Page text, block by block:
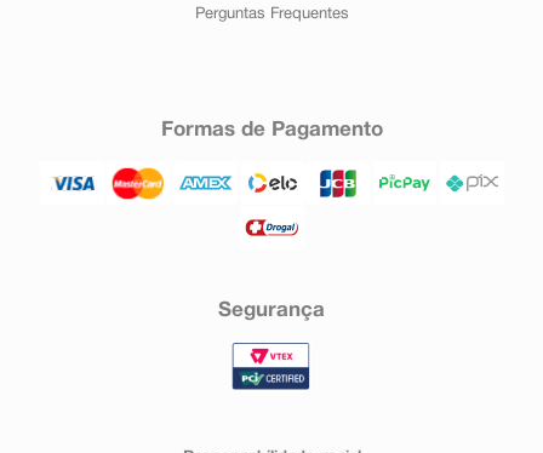
Perguntas Frequentes
Formas de Pagamento
Segurança